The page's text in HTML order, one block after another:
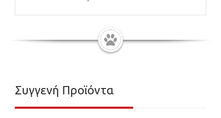
Συγγενή Προϊόντα